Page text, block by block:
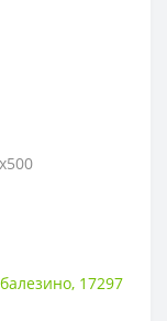
балезино, 17297